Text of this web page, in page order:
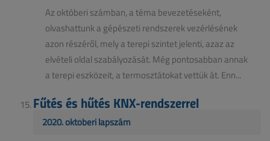
Az októberi számban, a téma bevezetéseként,
olvashattunk a gépészeti rendszerek vezérlésének
azon részéről, mely a terepi szintet jelenti, azaz az
elvételi oldal szabályozását. Még pontosabban annak
a terepi eszközeit, a termosztátokat vettük át. Enn...
Fűtés és hűtés KNX-rendszerrel
2020. októberi lapszám